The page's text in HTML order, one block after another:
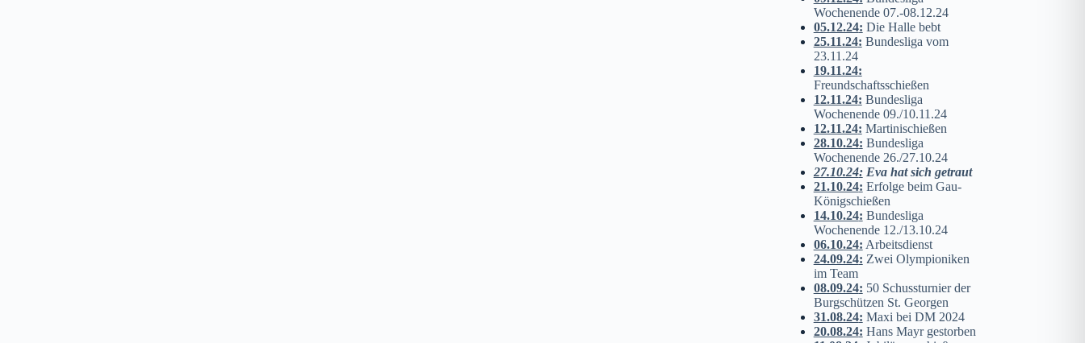
Wochenende 07.-08.12.24
05.12.24: Die Halle bebt
25.11.24: Bundesliga vom
23.11.24
19.11.24:
Freundschaftsschießen
12.11.24: Bundesliga
Wochenende 09./10.11.24
12.11.24: Martinischießen
28.10.24: Bundesliga
Wochenende 26./27.10.24
27.10.24: Eva hat sich getraut
21.10.24: Erfolge beim Gau-
Königschießen
14.10.24: Bundesliga
Wochenende 12./13.10.24
06.10.24: Arbeitsdienst
24.09.24: Zwei Olympioniken
im Team
08.09.24: 50 Schussturnier der
Burgschützen St. Georgen
31.08.24: Maxi bei DM 2024
20.08.24: Hans Mayr gestorben